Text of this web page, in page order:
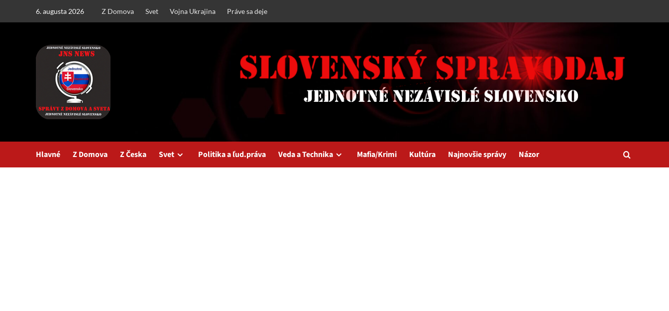
6. augusta 2026 Z Domova Svet Vojna Ukrajina Práve sa deje
Hlavné Z Domova Z Česka Svet Politika a ľud.práva Veda a Technika Mafia/Krimi Kultúra Najnovšie správy Názor